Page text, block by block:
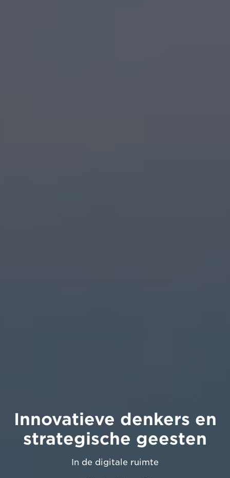
Innovatieve denkers en
strategische geesten
In de digitale ruimte